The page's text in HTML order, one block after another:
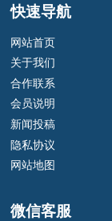
快速导航
网站首页
关于我们
合作联系
会员说明
新闻投稿
隐私协议
网站地图
微信客服